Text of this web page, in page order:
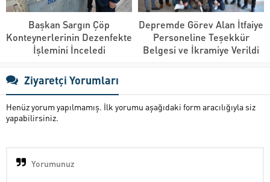
Başkan Sargın Çöp
Konteynerlerinin Dezenfekte
İşlemini İnceledi
Depremde Görev Alan İtfaiye
Personeline Teşekkür
Belgesi ve İkramiye Verildi
Ziyaretçi Yorumları
Henüz yorum yapılmamış. İlk yorumu aşağıdaki form aracılığıyla siz
yapabilirsiniz.